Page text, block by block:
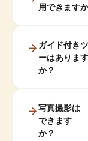
用できます
ガイド付き
ーはあります
か？
写真撮影は
できます
か？